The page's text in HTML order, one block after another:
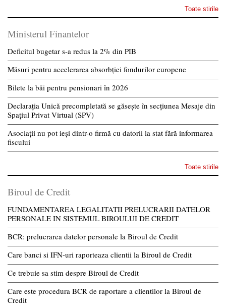
Toate stirile
Ministerul Finantelor
Deficitul bugetar s-a redus la 2% din PIB
Măsuri pentru accelerarea absorbției fondurilor europene
Bilete la băi pentru pensionari în 2026
Declarația Unică precompletată se găsește în secțiunea Mesaje din
Spațiul Privat Virtual (SPV)
Asociații nu pot ieși dintr-o firmă cu datorii la stat fără informarea
fiscului
Toate stirile
Biroul de Credit
FUNDAMENTAREA LEGALITATII PRELUCRARII DATELOR
PERSONALE IN SISTEMUL BIROULUI DE CREDIT
BCR: prelucrarea datelor personale la Biroul de Credit
Care banci si IFN-uri raporteaza clientii la Biroul de Credit
Ce trebuie sa stim despre Biroul de Credit
Care este procedura BCR de raportare a clientilor la Biroul de
Credit